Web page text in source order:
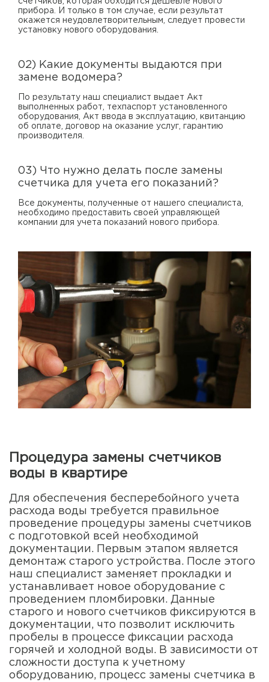
прибора. И только в том случае, если результат
окажется неудовлетворительным, следует провести
установку нового оборудования.
02) Какие документы выдаются при
замене водомера?
По результату наш специалист выдает Акт
выполненных работ, техпаспорт установленного
оборудования, Акт ввода в эксплуатацию, квитанцию
об оплате, договор на оказание услуг, гарантию
производителя.
03) Что нужно делать после замены
счетчика для учета его показаний?
Все документы, полученные от нашего специалиста,
необходимо предоставить своей управляющей
компании для учета показаний нового прибора.
Процедура замены счетчиков
воды в квартире
Для обеспечения бесперебойного учета
расхода воды требуется правильное
проведение процедуры замены счетчиков
с подготовкой всей необходимой
документации. Первым этапом является
демонтаж старого устройства. После этого
наш специалист заменяет прокладки и
устанавливает новое оборудование с
проведением пломбировки. Данные
старого и нового счетчиков фиксируются в
документации, что позволит исключить
пробелы в процессе фиксации расхода
горячей и холодной воды. В зависимости от
сложности доступа к учетному
оборудованию, процесс замены счетчика в